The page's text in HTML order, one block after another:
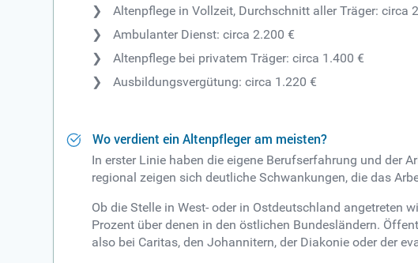
Altenpflege in Vollzeit, Durchschnitt aller Träger: circa
Ambulanter Dienst: circa 2.200 €
Altenpflege bei privatem Träger: circa 1.400 €
Ausbildungsvergütung: circa 1.220 €
Wo verdient ein Altenpfleger am meisten?
In erster Linie haben die eigene Berufserfahrung und der
regional zeigen sich deutliche Schwankungen, die das
Ob die Stelle in West- oder in Ostdeutschland angetreten
Prozent über denen in den östlichen Bundesländern.
also bei Caritas, den Johannitern, der Diakonie oder der